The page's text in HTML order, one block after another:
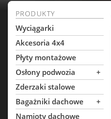
PRODUKTY
Wyciągarki
Akcesoria 4x4
Płyty montażowe
Osłony podwozia
+
Zderzaki stalowe
Bagażniki dachowe
+
Namioty dachowe